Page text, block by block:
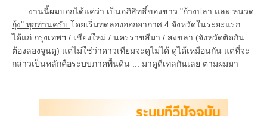
งานนี้ผมบอกได้แค่ว่า เป็นอภิสิทธิ์ของชาว "ก้างปลา และ หนวด
กุ้ง" ทุกท่านครับ โดยเริ่มทดลองออกอากาศ 4 จังหวัดในระยะแรก
ได้แก่ กรุงเทพฯ / เชียงใหม่ / นครราชสีมา / สงขลา (จังหวัดติดกัน
ต้องลองจูนดู) แต่ไม่ใช่ว่าดาวเทียมจะดูไม่ได้ ดูได้เหมือนกัน แต่ที่จะ
กล่าวเป็นหลักคือระบบภาคพื้นดิน ... มาดูดีเทลกันเลย ตามผมมา